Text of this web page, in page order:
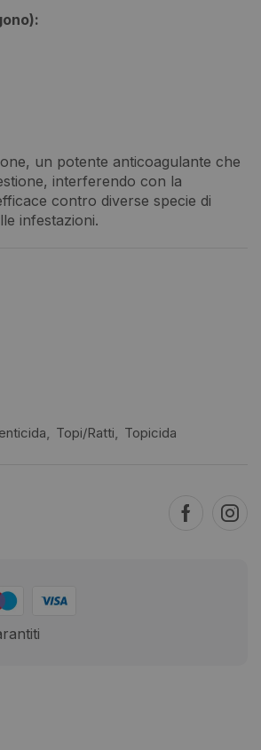
un potente anticoagulante che
interferendo con la
contro diverse specie di
infestazioni.
, Topi/Ratti, Topicida